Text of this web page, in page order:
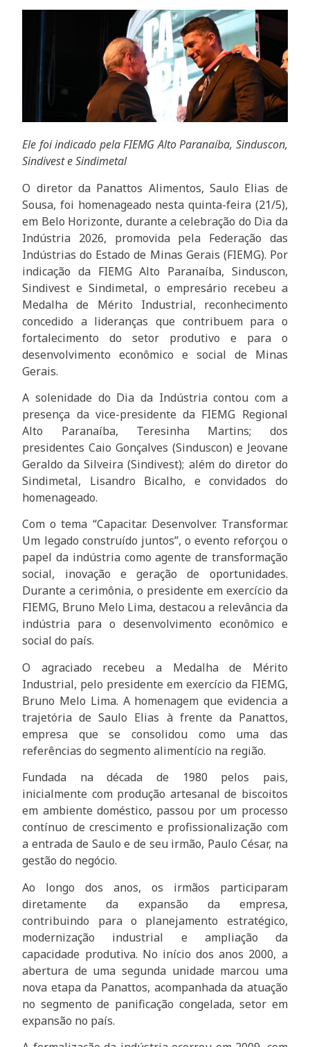
Ele foi indicado pela FIEMG Alto Paranaíba, Sinduscon,
Sindivest e Sindimetal
O diretor da Panattos Alimentos, Saulo Elias de
Sousa, foi homenageado nesta quinta-feira (21/5),
em Belo Horizonte, durante a celebração do Dia da
Indústria 2026, promovida pela Federação das
Indústrias do Estado de Minas Gerais (FIEMG). Por
indicação da FIEMG Alto Paranaíba, Sinduscon,
Sindivest e Sindimetal, o empresário recebeu a
Medalha de Mérito Industrial, reconhecimento
concedido a lideranças que contribuem para o
fortalecimento do setor produtivo e para o
desenvolvimento econômico e social de Minas
Gerais.
A solenidade do Dia da Indústria contou com a
presença da vice-presidente da FIEMG Regional
Alto Paranaíba, Teresinha Martins; dos
presidentes Caio Gonçalves (Sinduscon) e Jeovane
Geraldo da Silveira (Sindivest); além do diretor do
Sindimetal, Lisandro Bicalho, e convidados do
homenageado.
Com o tema “Capacitar. Desenvolver. Transformar.
Um legado construído juntos”, o evento reforçou o
papel da indústria como agente de transformação
social, inovação e geração de oportunidades.
Durante a cerimônia, o presidente em exercício da
FIEMG, Bruno Melo Lima, destacou a relevância da
indústria para o desenvolvimento econômico e
social do país.
O agraciado recebeu a Medalha de Mérito
Industrial, pelo presidente em exercício da FIEMG,
Bruno Melo Lima. A homenagem que evidencia a
trajetória de Saulo Elias à frente da Panattos,
empresa que se consolidou como uma das
referências do segmento alimentício na região.
Fundada na década de 1980 pelos pais,
inicialmente com produção artesanal de biscoitos
em ambiente doméstico, passou por um processo
contínuo de crescimento e profissionalização com
a entrada de Saulo e de seu irmão, Paulo César, na
gestão do negócio.
Ao longo dos anos, os irmãos participaram
diretamente da expansão da empresa,
contribuindo para o planejamento estratégico,
modernização industrial e ampliação da
capacidade produtiva. No início dos anos 2000, a
abertura de uma segunda unidade marcou uma
nova etapa da Panattos, acompanhada da atuação
no segmento de panificação congelada, setor em
expansão no país.